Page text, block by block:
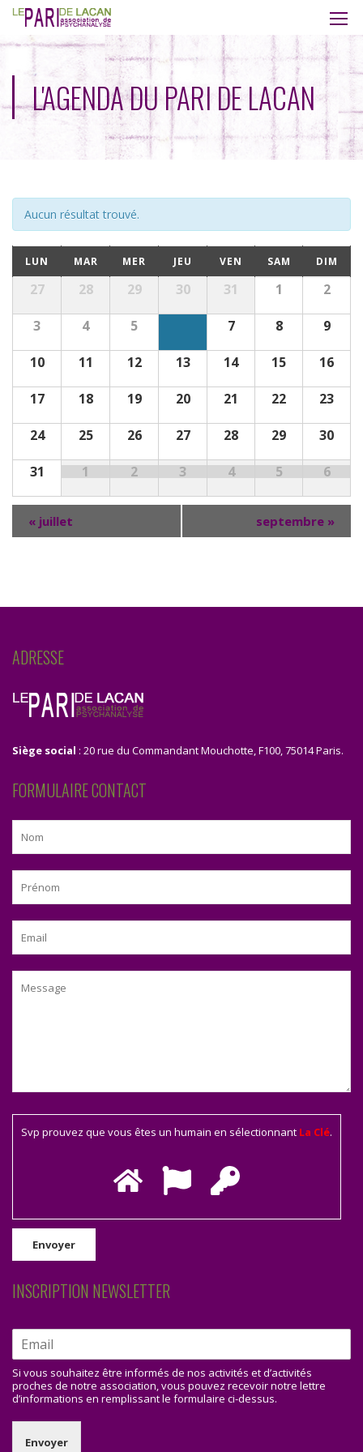
L'AGENDA DU PARI DE LACAN
Aucun résultat trouvé.
Calendrier
Évènements
Calendrier
Évènements
LUN MAR MER JEU VEN SAM DIM
27 28 29 30 31 1 2
3 4 5 7 8 9
10 11 12 13 14 15 16
17 18 19 20 21 22 23
24 25 26 27 28 29 30
31 1 2 3 4 5 6
« juillet septembre »
ADRESSE
Siège social : 20 rue du Commandant Mouchotte, F100, 75014 Paris.
FORMULAIRE CONTACT
Svp prouvez que vous êtes un humain en sélectionnant La Clé.
INSCRIPTION NEWSLETTER
Si vous souhaitez être informés de nos activités et d’activités
proches de notre association, vous pouvez recevoir notre lettre
d’informations en remplissant le formulaire ci-dessus.
Envoyer